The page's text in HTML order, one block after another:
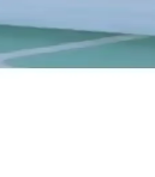
bakımını daha